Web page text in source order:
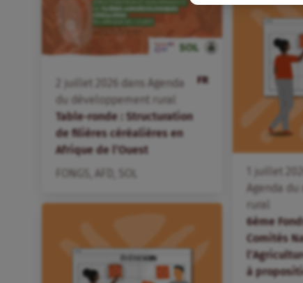
FR
juillet dans
Agenda
du développement rural
Table-ronde : Structuration
de filières céréalières en
Afrique de l’Ouest
FONGS
juillet
Agenda
rural
6ème
Comités
à